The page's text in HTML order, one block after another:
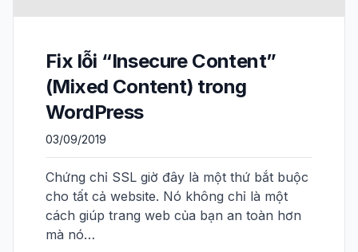
Fix lỗi “Insecure Content”
(Mixed Content) trong
WordPress
03/09/2019
Chứng chỉ SSL giờ đây là một thứ bắt buộc
cho tất cả website. Nó không chỉ là một
cách giúp trang web của bạn an toàn hơn
mà nó…